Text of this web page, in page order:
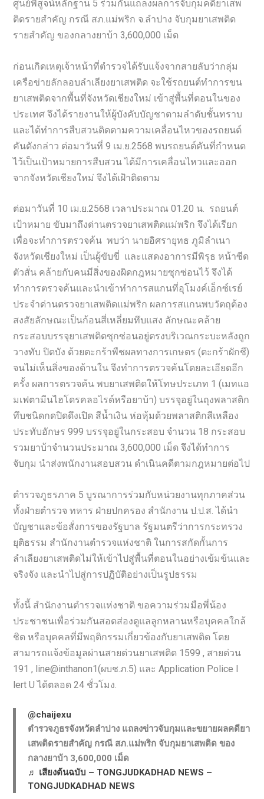
ศูนย์พิสูจน์หลักฐาน 5 ร่วมกันแถลงผลการจับกุมคดียาเสพ
ติดรายสำคัญ กรณี สภ.แม่พริก จ.ลำปาง จับกุมยาเสพติด
รายสำคัญ ของกลางยาบ้า 3,600,000 เม็ด
ก่อนเกิดเหตุเจ้าหน้าที่ตำรวจได้รับแจ้งจากสายลับว่ากลุ่ม
เครือข่ายลักลอบลำเลียงยาเสพติด จะใช้รถยนต์ทำการขน
ยาเสพติดจากพื้นที่จังหวัดเชียงใหม่ เข้าสู่พื้นที่ตอนในของ
ประเทศ จึงได้รายงานให้ผู้บังคับบัญชาตามลำดับชั้นทราบ
และได้ทำการสืบสวนติดตามความเคลื่อนไหวของรถยนต์
คันดังกล่าว ต่อมาวันที่ 9 เม.ย.2568 พบรถยนต์คันที่กำหนด
ไว้เป็นเป้าหมายการสืบสวน ได้มีการเคลื่อนไหวและออก
จากจังหวัดเชียงใหม่ จึงได้เฝ้าติดตาม
ต่อมาวันที่ 10 เม.ย.2568 เวลาประมาณ 01.20 น. รถยนต์
เป้าหมาย ขับมาถึงด่านตรวจยาเสพติดแม่พริก จึงได้เรียก
เพื่อจะทำการตรวจค้น พบว่า นายอิศรายุทธ ภูมิลำเนา
จังหวัดเชียงใหม่ เป็นผู้ขับขี่ และแสดงอาการมีพิรุธ หน้าซีด
ตัวสั่น คล้ายกับคนมีสิ่งของผิดกฎหมายซุกซ่อนไว้ จึงได้
ทำการตรวจค้นและนำเข้าทำการสแกนที่อุโมงค์เอ็กซ์เรย์
ประจำด่านตรวจยาเสพติดแม่พริก ผลการสแกนพบวัตถุต้อง
สงสัยลักษณะเป็นก้อนสี่เหลี่ยมทึบแสง ลักษณะคล้าย
กระสอบบรรจุยาเสพติดซุกซ่อนอยู่ตรงบริเวณกระบะหลังถูก
วางทับ ปิดบัง ด้วยตะกร้าพืชผลทางการเกษตร (ตะกร้าผักชี)
จนไม่เห็นสิ่งของด้านใน จึงทำการตรวจค้นโดยละเอียดอีก
ครั้ง ผลการตรวจค้น พบยาเสพติดให้โทษประเภท 1 (เมทแอ
มเฟตามีนไฮโดรคลอไรด์หรือยาบ้า) บรรจุอยู่ในถุงพลาสติก
ทึบชนิดกดปิดดึงเปิด สีน้ำเงิน ห่อหุ้มด้วยพลาสติกสีเหลือง
ประทับอักษร 999 บรรจุอยู่ในกระสอบ จำนวน 18 กระสอบ
รวมยาบ้าจำนวนประมาณ 3,600,000 เม็ด จึงได้ทำการ
จับกุม นำส่งพนักงานสอบสวน ดำเนินคดีตามกฎหมายต่อไป
ตำรวจภูธรภาค 5 บูรณาการร่วมกับหน่วยงานทุกภาคส่วน
ทั้งฝ่ายตำรวจ ทหาร ฝ่ายปกครอง สำนักงาน ป.ป.ส. ได้นำ
บัญชาและข้อสั่งการของรัฐบาล รัฐมนตรีว่าการกระทรวง
ยุติธรรม สำนักงานตำรวจแห่งชาติ ในการสกัดกั้นการ
ลำเลียงยาเสพติดไม่ให้เข้าไปสู่พื้นที่ตอนในอย่างเข้มข้นและ
จริงจัง และนำไปสู่การปฏิบัติอย่างเป็นรูปธรรม
ทั้งนี้ สำนักงานตำรวจแห่งชาติ ขอความร่วมมือพี่น้อง
ประชาชนเพื่อร่วมกันสอดส่องดูแลลูกหลานหรือบุคคลใกล้
ชิด หรือบุคคลที่มีพฤติกรรมเกี่ยวข้องกับยาเสพติด โดย
สามารถแจ้งข้อมูลผ่านสายด่วนยาเสพติด 1599 , สายด่วน
191 , line@inthanon1(ผบช.ภ.5) และ Application Police l
lert U ได้ตลอด 24 ชั่วโมง.
@chaijexu
ตำรวจภูธรจังหวัดลำปาง แถลงข่าวจับกุมและขยายผลคดียา
เสพติดรายสำคัญ กรณี สภ.แม่พริก จับกุมยาเสพติด ของ
กลางยาบ้า 3,600,000 เม็ด
♬ เสียงต้นฉบับ – TONGJUDKADHAD NEWS –
TONGJUDKADHAD NEWS